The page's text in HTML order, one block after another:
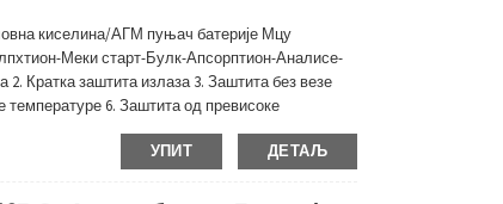
киселина/АГМ пуњач батерије Мцу
Меки старт-Булк-Апсорптион-Аналисе-
Кратка заштита излаза 3. Заштита без везе
6. Заштита од превисоке
температуре Детаљи: • Технологија
УПИТ ДЕТАЉ